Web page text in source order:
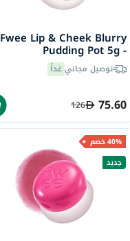
Fwee Lip & Cheek Blurry
Pudding Pot 5g -
Seventeen/CR04
توصيل مجانيغداً
75.60
126
40% خصم
جديد